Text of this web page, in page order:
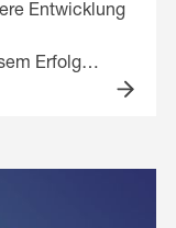
Entwicklung
Erfolg